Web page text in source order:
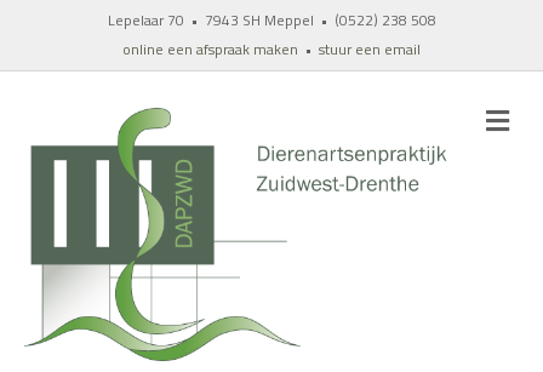
Lepelaar 70 • 7943 SH Meppel • (0522) 238 508
online een afspraak maken • stuur een email